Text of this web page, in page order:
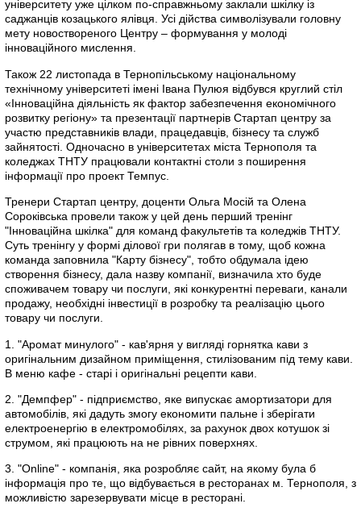
університету уже цілком по-справжньому заклали шкілку із
саджанців козацького ялівця. Усі дійства символізували головну
мету новоствореного Центру – формування у молоді
інноваційного мислення.
Також 22 листопада в Тернопільському національному
технічному університеті імені Івана Пулюя відбувся круглий стіл
«Інноваційна діяльність як фактор забезпечення економічного
розвитку регіону» та презентації партнерів Стартап центру за
участю представників влади, працедавців, бізнесу та служб
зайнятості. Одночасно в університетах міста Тернополя та
коледжах ТНТУ працювали контактні столи з поширення
інформації про проект Темпус.
Тренери Cтартап центру, доценти Ольга Мосій та Олена
Сороківська провели також у цей день перший тренінг
"Інноваційна шкілка" для команд факультетів та коледжів ТНТУ.
Суть тренінгу у формі ділової гри полягав в тому, щоб кожна
команда заповнила "Карту бізнесу", тобто обдумала ідею
створення бізнесу, дала назву компанії, визначила хто буде
споживачем товару чи послуги, які конкурентні переваги, канали
продажу, необхідні інвестиції в розробку та реалізацію цього
товару чи послуги.
1. "Аромат минулого" - кав'ярня у вигляді горнятка кави з
оригінальним дизайном приміщення, стилізованим під тему кави.
В меню кафе - старі і оригінальні рецепти кави.
2. "Демпфер" - підприємство, яке випускає амортизатори для
автомобілів, які дадуть змогу економити пальне і зберігати
електроенергію в електромобілях, за рахунок двох котушок зі
струмом, які працюють на не рівних поверхнях.
3. "Online" - компанія, яка розробляє сайт, на якому була б
інформація про те, що відбувається в ресторанах м. Тернополя, з
можливістю зарезервувати місце в ресторані.